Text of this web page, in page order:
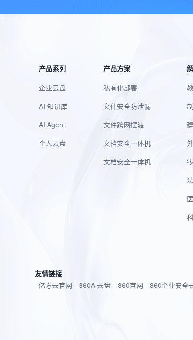
产品系列
企业云盘
AI 知识库
AI Agent
个人云盘
产品方案
私有化部署
文件安全防泄漏
文件跨网摆渡
文档安全一体机
文档安全一体机
友情链接
亿方云官网
360AI云盘 360官网 360企业安全